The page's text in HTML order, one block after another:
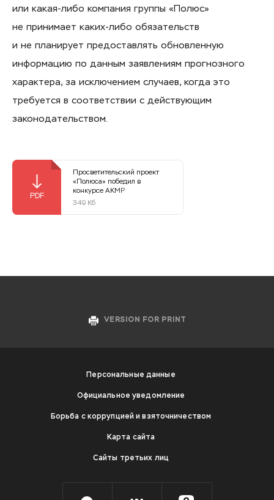
или какая-либо компания группы «Полюс»
не принимает каких-либо обязательств
и не планирует предоставлять обновленную
информацию по данным заявлениям прогнозного
характера, за исключением случаев, когда это
требуется в соответствии с действующим
законодательством.
Просветительский проект
«Полюса» победил в
конкурсе АКМР
349 Кб
VERSION FOR PRINT
Персональные данные
Официальное уведомление
Борьба с коррупцией и взяточничеством
Карта сайта
Сайты третьих лиц